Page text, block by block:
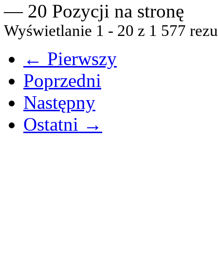
— 20 Pozycji na stronę
Wyświetlanie 1 - 20 z 1 577
← Pierwszy
Poprzedni
Następny
Ostatni →